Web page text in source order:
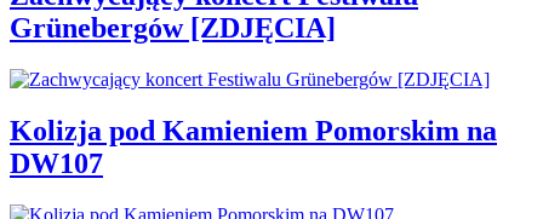
Grünebergów [ZDJĘCIA]
Kolizja pod Kamieniem Pomorskim na
DW107